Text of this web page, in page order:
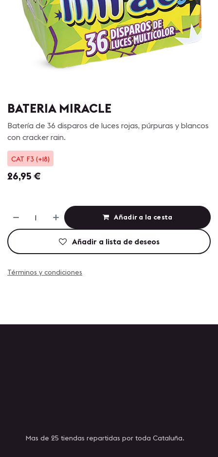
BATERIA MIRACLE
Batería de 36 disparos de luces rojas, púrpuras y blancos
con cracker rain.
CAT F3 (+18)
26,95 €
Añadir a la cesta
Añadir a lista de deseos
Términos y condiciones
Mas de 25 tiendas repartidas por toda Cataluña.